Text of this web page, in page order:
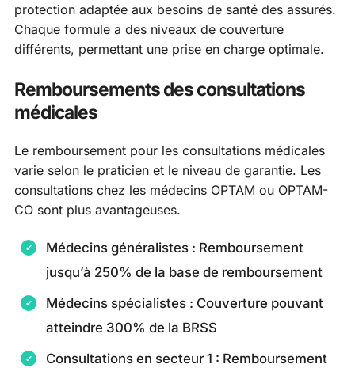
protection adaptée aux besoins de santé des assurés.
Chaque formule a des niveaux de couverture
différents, permettant une prise en charge optimale.
Remboursements des consultations
médicales
Le remboursement pour les consultations médicales
varie selon le praticien et le niveau de garantie. Les
consultations chez les médecins OPTAM ou OPTAM-
CO sont plus avantageuses.
Médecins généralistes : Remboursement
jusqu’à 250% de la base de remboursement
Médecins spécialistes : Couverture pouvant
atteindre 300% de la BRSS
Consultations en secteur 1 : Remboursement